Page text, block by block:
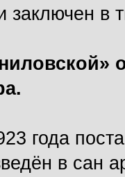
заключен в
года
в сан